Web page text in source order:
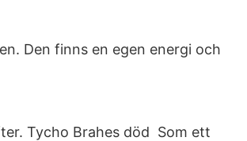
Den finns en egen energi och
Tycho Brahes död Som ett